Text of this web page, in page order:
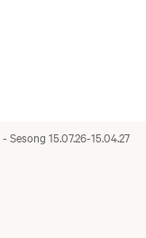
15.07.26-15.04.27